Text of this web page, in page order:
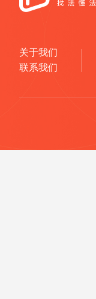
关于我们
联系我们